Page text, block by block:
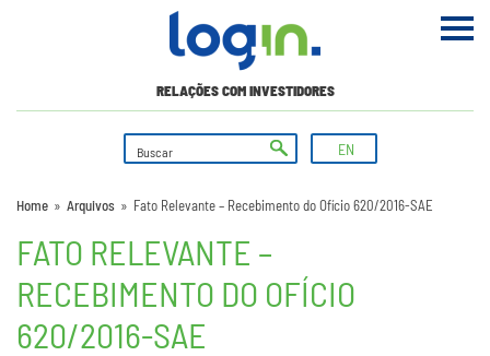
RELAÇÕES COM INVESTIDORES
EN
Home » Arquivos » Fato Relevante – Recebimento do Ofício 620/2016-SAE
FATO RELEVANTE –
RECEBIMENTO DO OFÍCIO
620/2016-SAE